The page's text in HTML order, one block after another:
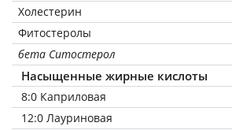
Холестерин
Фитостеролы
бета Ситостерол
Насыщенные жирные кислоты
8:0 Каприловая
12:0 Лауриновая